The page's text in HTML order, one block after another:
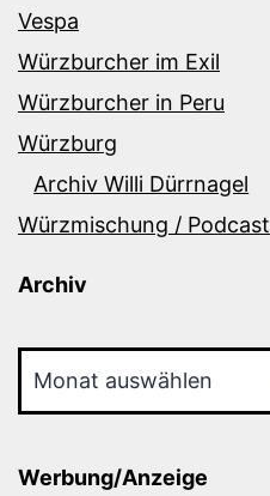
Vespa
Würzburcher im Exil
Würzburcher in Peru
Würzburg
Archiv Willi Dürrnagel
Würzmischung / Podcast
Archiv
Werbung/Anzeige